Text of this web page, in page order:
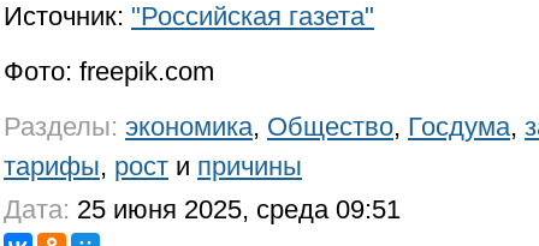
Источник: "Российская газета"
Фото: freepik.com
Разделы: экономика, Общество, Госдума,
тарифы, рост и причины
Дата: 25 июня 2025, среда 09:51